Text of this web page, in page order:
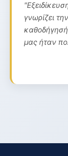
γνωρίζει
καθοδήγησή
μας ήταν